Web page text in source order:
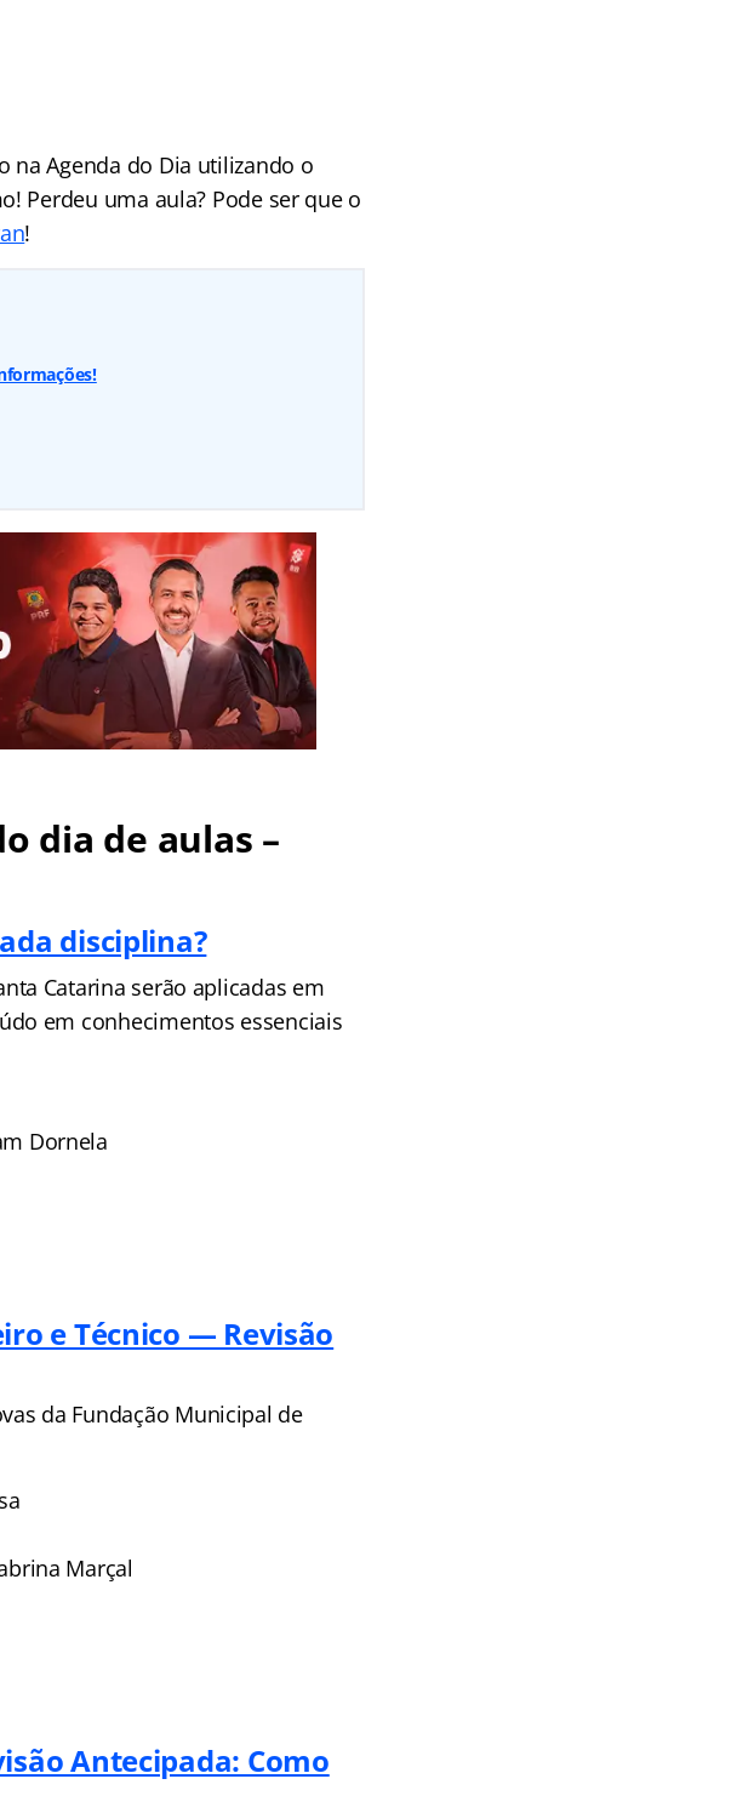
na Agenda do Dia utilizando o
Perdeu uma aula? Pode ser que o
!
dia de aulas –
disciplina?
Catarina serão aplicadas em
em conhecimentos essenciais
Dornela
e Técnico — Revisão
da Fundação Municipal de
Marçal
Antecipada: Como